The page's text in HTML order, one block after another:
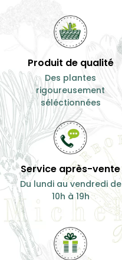
Produit de qualité
Des plantes
rigoureusement
séléctionnées
Service après-vente
Du lundi au vendredi de
10h à 19h